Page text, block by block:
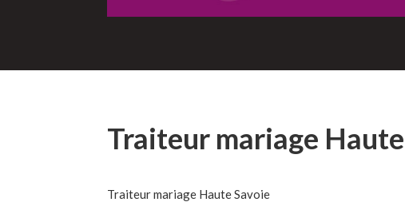
Traiteur mariage
Traiteur mariage Haute Savoie